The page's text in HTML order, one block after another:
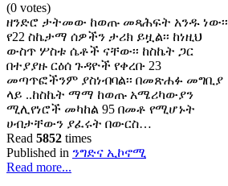
(0 votes)
ዘንድሮ ታትመው ከወጡ መጻሕፍት አንዱ ነው፡፡
የ22 ስኬታማ ሰዎችን ታሪክ ይዟል፡፡ ከነዚህ
ውስጥ ሦስቱ ሴቶች ናቸው፡፡ ከስኬት ጋር
በተያያዙ ርዕሰ ጉዳዮች የቀረቡ 23
መጣጥፎችንም ያስነብባል፡፡ በመጽሐፉ መግቢያ
ላይ ..ከስኬት ማማ ከወጡ አሜሪካውያን
ሚሊየነሮች መካከል 95 በመቶ የሚሆኑት
ሀብታቸውን ያፈሩት በውርስ…
Read 5852 times
Published in ንግድና ኢኮኖሚ
Read more...